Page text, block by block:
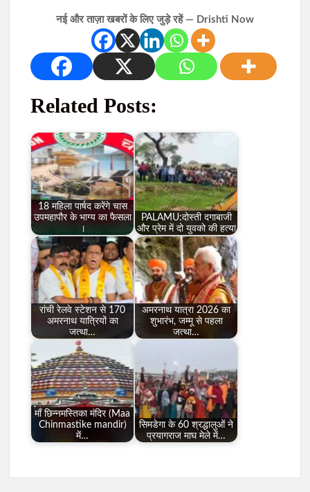
नई और ताज़ा खबरों के लिए जुड़े रहें — Drishti Now
Related Posts:
18 महिला पार्षद करेंगे चास
उपमहापौर के भाग्य का फैसला
।
PALAMU:दोस्ती दगाबाजी
और प्रेम में दो युवको की हत्या
रांची रेलवे स्टेशन से 170
अमरनाथ यात्रियों का
जत्था…
अमरनाथ यात्रा 2026 का
शुभारंभ, जम्मू से पहला
जत्था…
माँ छिन्नमस्तिका मंदिर (Maa
Chinmastike mandir)
में…
सिमडेगा के 60 श्रद्धालुओं ने
प्रयागराज माघ मेले में…